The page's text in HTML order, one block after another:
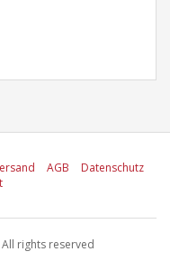
AGB
Datenschutz
rights reserved